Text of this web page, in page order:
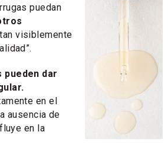
puedan
visiblemente
pueden dar
en el
ausencia de
en la